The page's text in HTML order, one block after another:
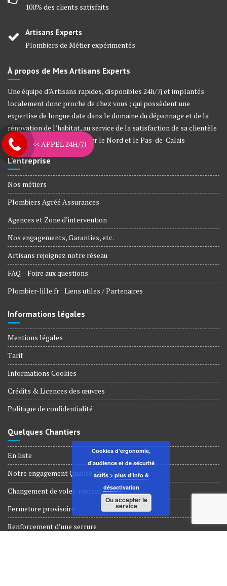
100% des clients satisfaits
Artisans Experts
Plombiers de Métier expérimentés
À propos de Mes Artisans Experts
Une équipe d’Artisans rapides, disponibles 24h/7j et implantés
localement donc proche de chez vous ; qui possèdent une
expertise de longue date dans le domaine du dépannage et de la
rénovation de l’habitat, au service de la satisfaction de sa clientèle
depuis plus de 12 années sur le Nord et le Pas-de-Calais
L’entreprise
Nos métiers
Plombiers Agréé Assurances
Agences et Zone d’intervention
Nos engagements, Garanties, etc.
Artisans rejoignez notre réseau
FAQ – Foire aux questions
Plombier-lille.fr : Liens utiles / Partenaires
Informations légales
Mentions légales
Tarif
Informations Cookies
Crédits & Licences des œuvres
Politique de confidentialité
Quelques Chantiers
En liste
Notre engagement Qualité Prix
Changement de volet-roulant
Fermeture provisoire
Renforcement d’une serrure
<< APPEL 24H/7J
Cookies d’ergonomie,
d’audience et de sécurité
actifs > plus d’info &
désactivation
Ou accepter le
service